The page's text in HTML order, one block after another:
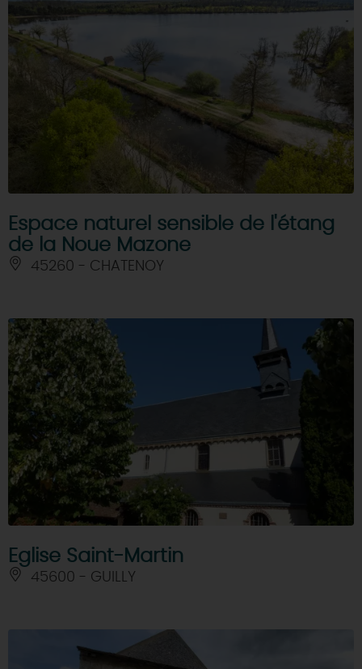
Espace naturel sensible de l'étang
de la Noue Mazone
45260 - CHATENOY
Eglise Saint-Martin
45600 - GUILLY